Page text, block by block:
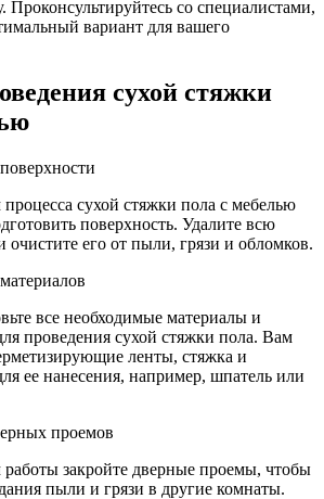
Проконсультируйтесь со специалистами,
вариант для вашего
сухой стяжки
сухой стяжки пола с мебелью
поверхность. Удалите всю
очистите его от пыли, грязи и обломков.
все необходимые материалы и
проведения сухой стяжки пола. Вам
ленты, стяжка и
ее нанесения, например, шпатель или
проемов
работы закройте дверные проемы, чтобы
пыли и грязи в другие комнаты.